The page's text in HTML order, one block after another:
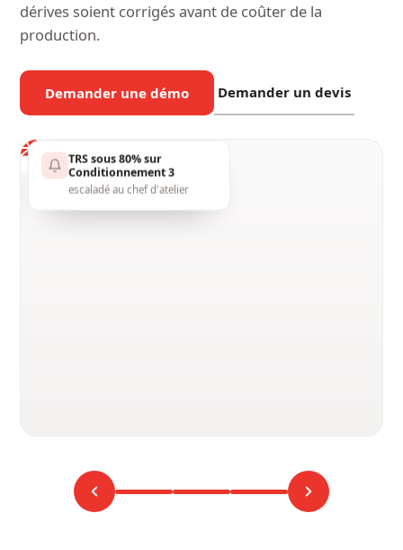
machine, jusqu'aux micro-arrêts de 2 minutes, sans
intégration automate.
Demander une démo Demander un devis